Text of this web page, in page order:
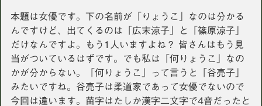
本題は女優です。下の名前が「りょうこ」なのは分かる
んですけど、出てくるのは「広末涼子」と「篠原涼子」
だけなんですよ。もう1人いますよね？ 皆さんはもう見
当がついているはずです。でも私は「何りょうこ」なの
かが分からない。「何りょうこ」って言うと「谷亮子」
みたいですね。谷亮子は柔道家であって女優でないので
今回は違います。苗字はたしか漢字二文字で4音だったと